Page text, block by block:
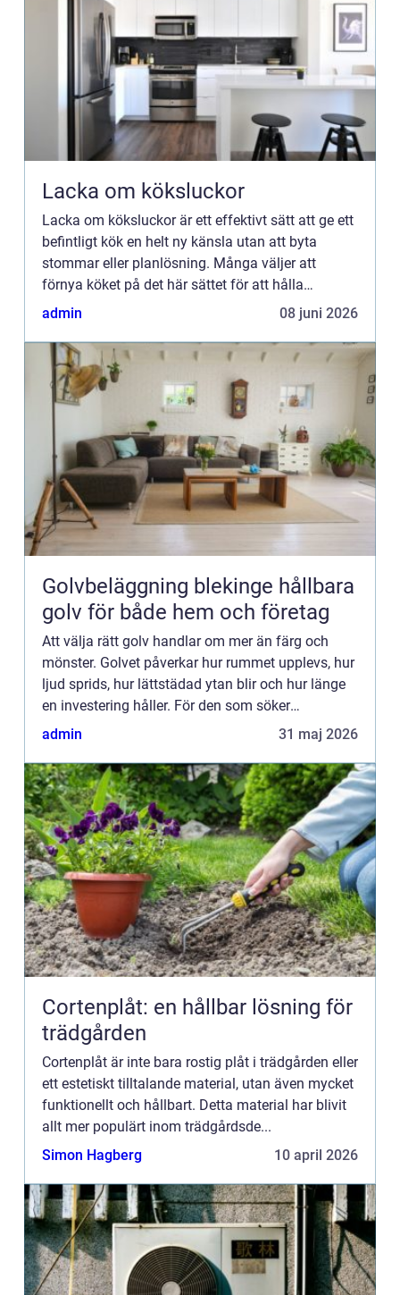
Lacka om köksluckor
Lacka om köksluckor är ett effektivt sätt att ge ett
befintligt kök en helt ny känsla utan att byta
stommar eller planlösning. Många väljer att
förnya köket på det här sättet för att hålla
kostnaderna nere, minska avfallet och samtidigt
admin 08 juni 2026
Golvbeläggning blekinge hållbara
golv för både hem och företag
Att välja rätt golv handlar om mer än färg och
mönster. Golvet påverkar hur rummet upplevs, hur
ljud sprids, hur lättstädad ytan blir och hur länge
en investering håller. För den som söker
golvbeläggning Blekinge finns många alternativ,
admin 31 maj 2026
Cortenplåt: en hållbar lösning för
trädgården
Cortenplåt är inte bara rostig plåt i trädgården eller
ett estetiskt tilltalande material, utan även mycket
funktionellt och hållbart. Detta material har blivit
allt mer populärt inom trädgårdsde...
Simon Hagberg
10 april 2026